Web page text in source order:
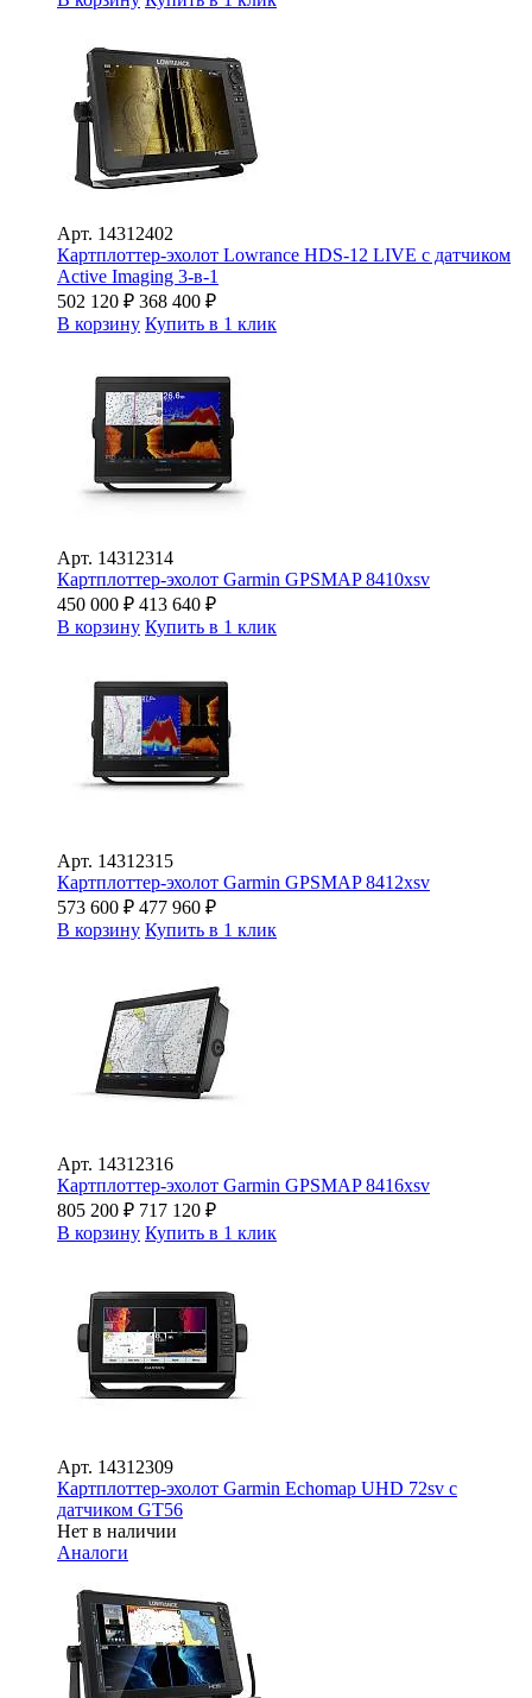
Арт. 14312402
Картплоттер-эхолот Lowrance HDS-12 LIVE с датчиком
Active Imaging 3-в-1
502 120 ₽ 368 400 ₽
В корзину Купить в 1 клик
Арт. 14312314
Картплоттер-эхолот Garmin GPSMAP 8410xsv
450 000 ₽ 413 640 ₽
В корзину Купить в 1 клик
Арт. 14312315
Картплоттер-эхолот Garmin GPSMAP 8412xsv
573 600 ₽ 477 960 ₽
В корзину Купить в 1 клик
Арт. 14312316
Картплоттер-эхолот Garmin GPSMAP 8416xsv
805 200 ₽ 717 120 ₽
В корзину Купить в 1 клик
Арт. 14312309
Картплоттер-эхолот Garmin Echomap UHD 72sv с
датчиком GT56
Нет в наличии
Аналоги